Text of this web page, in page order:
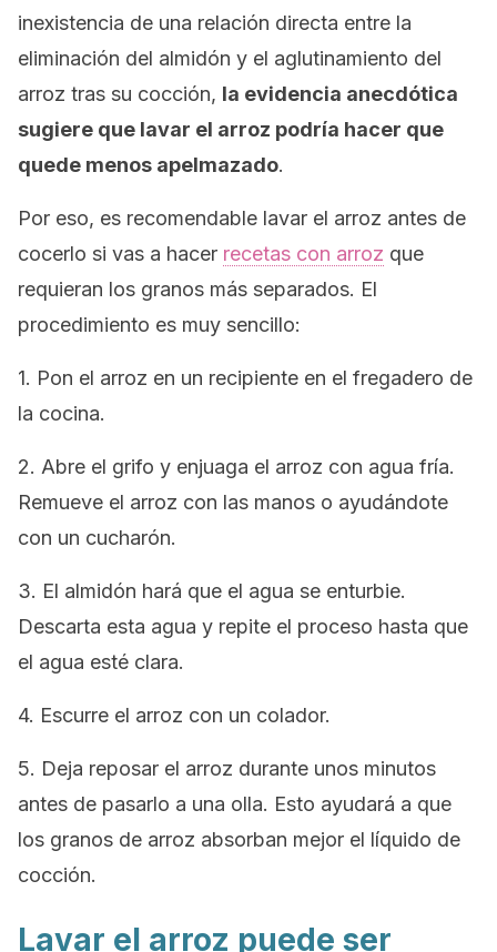
inexistencia de una relación directa entre la
eliminación del almidón y el aglutinamiento del
arroz tras su cocción, la evidencia anecdótica
sugiere que lavar el arroz podría hacer que
quede menos apelmazado.
Por eso, es recomendable lavar el arroz antes de
cocerlo si vas a hacer recetas con arroz que
requieran los granos más separados. El
procedimiento es muy sencillo:
1. Pon el arroz en un recipiente en el fregadero de
la cocina.
2. Abre el grifo y enjuaga el arroz con agua fría.
Remueve el arroz con las manos o ayudándote
con un cucharón.
3. El almidón hará que el agua se enturbie.
Descarta esta agua y repite el proceso hasta que
el agua esté clara.
4. Escurre el arroz con un colador.
5. Deja reposar el arroz durante unos minutos
antes de pasarlo a una olla. Esto ayudará a que
los granos de arroz absorban mejor el líquido de
cocción.
Lavar el arroz puede ser